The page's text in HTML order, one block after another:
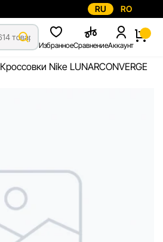
RU RO
ИзбранноеСравнениеАккаунт
Кроссовки Nike LUNARCONVERGE